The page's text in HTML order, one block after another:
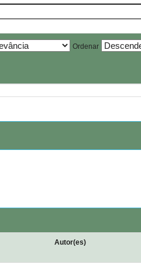
Ordenar
Autor(es)